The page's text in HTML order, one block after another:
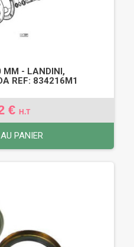
- LANDINI,
REF: 834216M1
€ H.T
PANIER